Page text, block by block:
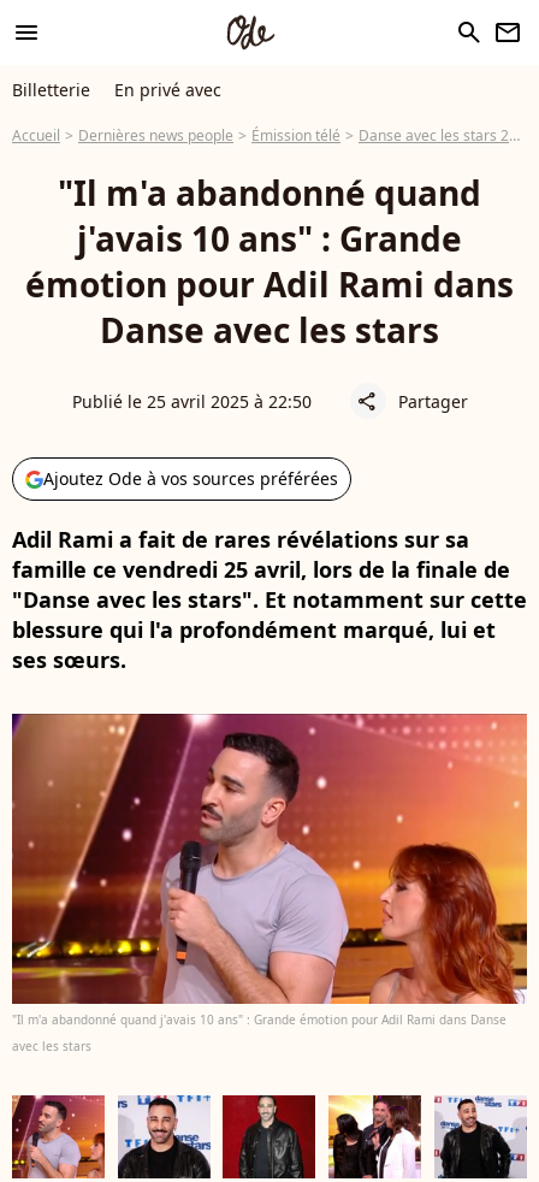
menu search newsletter
Billetterie En privé avec
Accueil Dernières news people Émission télé Danse avec les stars 2026
"Il m'a abandonné quand
j'avais 10 ans" : Grande
émotion pour Adil Rami dans
Danse avec les stars
Publié le 25 avril 2025 à 22:50 share Partager
Ajoutez Ode à vos sources préférées
Adil Rami a fait de rares révélations sur sa
famille ce vendredi 25 avril, lors de la finale de
"Danse avec les stars". Et notamment sur cette
blessure qui l'a profondément marqué, lui et
ses sœurs.
"Il m'a abandonné quand j'avais 10 ans" : Grande émotion pour Adil Rami dans Danse
avec les stars